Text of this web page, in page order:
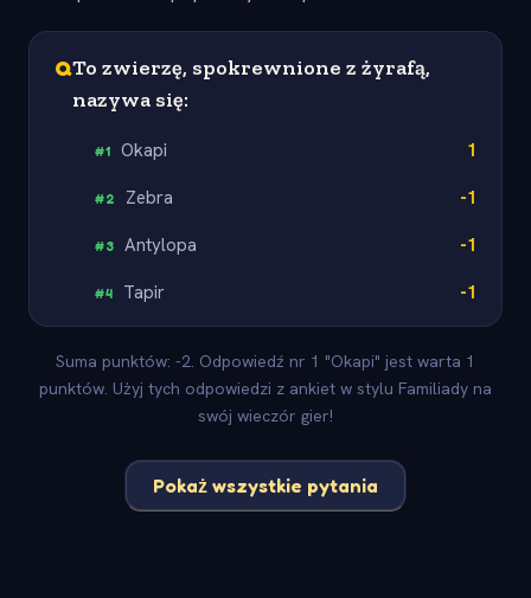
QTo zwierzę, spokrewnione z żyrafą,
nazywa się:
#1 Okapi 1
#2 Zebra -1
#3 Antylopa -1
#4 Tapir -1
Suma punktów: -2. Odpowiedź nr 1 "Okapi" jest warta 1
punktów. Użyj tych odpowiedzi z ankiet w stylu Familiady na
swój wieczór gier!
Pokaż wszystkie pytania